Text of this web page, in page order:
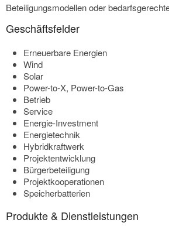
Beteiligungsmodellen oder
Geschäftsfelder
Erneuerbare Energien
Wind
Solar
Power-to-X, Power-to-Gas
Betrieb
Service
Energie-Investment
Energietechnik
Hybridkraftwerk
Projektentwicklung
Bürgerbeteiligung
Projektkooperationen
Speicherbatterien
Produkte & Dienstleistungen